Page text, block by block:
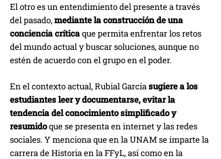
El otro es un entendimiento del presente a través
del pasado,mediante la construcción de una
conciencia críticaque permita enfrentar los retos
del mundo actual y buscar soluciones, aunque no
estén de acuerdo con el grupo en el poder.
En el contexto actual, Rubial Garcíasugiere a los
estudiantes leer y documentarse, evitar la
tendencia del conocimiento simplificado y
resumidoque se presenta en internet y las redes
sociales. Y menciona que en la UNAM se imparte la
carrera de Historia en la FFyL, así como en la